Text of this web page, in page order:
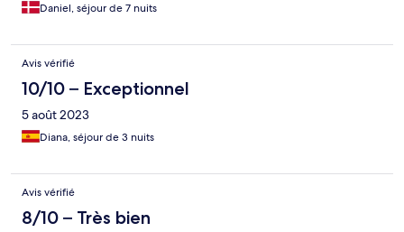
Daniel, séjour de 7 nuits
Avis vérifié
10/10 – Exceptionnel
5 août 2023
Diana, séjour de 3 nuits
Avis vérifié
8/10 – Très bien